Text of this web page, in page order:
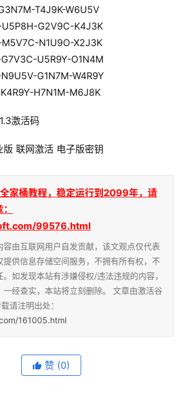
T4J9K-W6U5V
G2V9C-K4J3K
N1U9O-X2J3K
U5R9Y-O1N4M
G1N7M-W4R9Y
H7N1M-M6J8K
激活码
联网激活 电子版密钥
家桶教程，稳定运行到2099年，请
99576.html
容由互联网用户自发贡献，该文观点仅代表
提供信息存储空间服务，不拥有所有权，不
如发现本站有涉嫌侵权/违法违规的内容，
一经查实，本站将立刻删除。 文章由激活谷
请注明出处：
161005.html
赞 (0)